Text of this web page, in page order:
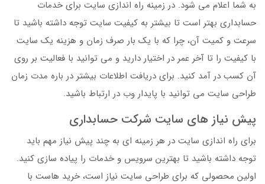
به شما اعلام می شود. در زمینه راه اندازی سایت برای خدمات
حسابداری بهتر است تا بیشتر به کیفیت سایت توجه داشته باشید تا
سرعت و کمیت آن، چرا که با یک بار صرف زمان و هزینه یک سایت
با کیفیت را تا آخر عمر در اختیار دارید و می توانید با فعالیت بر روی
آن کسب در آمد کنید. برای دریافت اطلاعات بیشتر در باره مدت زمان
طراحی سایت می توانید با پایدار وب در ارتباط باشید.
پیش نیاز های سایت شرکت حسابداری
برای راه اندازی سایت در هر زمینه ای به چند پیش نیاز مهم باید
توجه داشته باشید تا بهترین سرویس و خدمات را پیاده سازی کنید.
اولین محصولی که برای طراحی سایت نیاز است، خرید هاست با